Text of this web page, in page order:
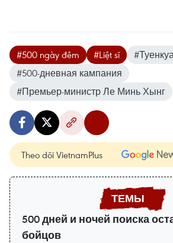
#500 ngày đêm #Liệt sĩ
#500-дневная кампания
#Премьер-министр Ле Минь Хынг
Theo dõi VietnamPlus
500 дней и ночей поиска
бойцов